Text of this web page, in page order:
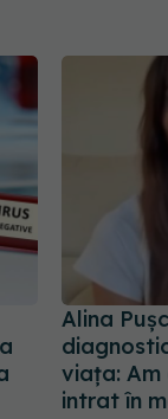
Alina
viața: Am
intrat în